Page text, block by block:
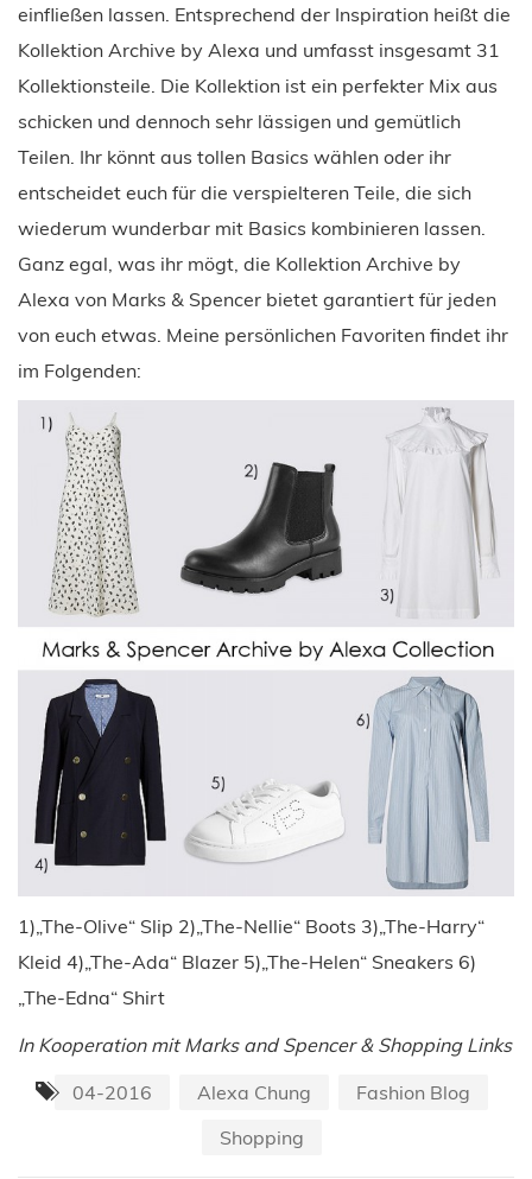
einfließen lassen. Entsprechend der Inspiration heißt die
Kollektion Archive by Alexa und umfasst insgesamt 31
Kollektionsteile. Die Kollektion ist ein perfekter Mix aus
schicken und dennoch sehr lässigen und gemütlich
Teilen. Ihr könnt aus tollen Basics wählen oder ihr
entscheidet euch für die verspielteren Teile, die sich
wiederum wunderbar mit Basics kombinieren lassen.
Ganz egal, was ihr mögt, die Kollektion Archive by
Alexa von Marks & Spencer bietet garantiert für jeden
von euch etwas. Meine persönlichen Favoriten findet ihr
im Folgenden:
1)„The-Olive“ Slip 2)„The-Nellie“ Boots 3)„The-Harry“
Kleid 4)„The-Ada“ Blazer 5)„The-Helen“ Sneakers 6)
„The-Edna“ Shirt
In Kooperation mit Marks and Spencer & Shopping Links
04-2016
Alexa Chung
Fashion Blog
Shopping